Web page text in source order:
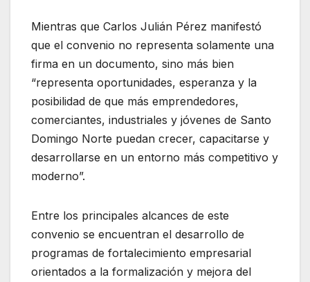
Mientras que Carlos Julián Pérez manifestó
que el convenio no representa solamente una
firma en un documento, sino más bien
“representa oportunidades, esperanza y la
posibilidad de que más emprendedores,
comerciantes, industriales y jóvenes de Santo
Domingo Norte puedan crecer, capacitarse y
desarrollarse en un entorno más competitivo y
moderno”.
Entre los principales alcances de este
convenio se encuentran el desarrollo de
programas de fortalecimiento empresarial
orientados a la formalización y mejora del